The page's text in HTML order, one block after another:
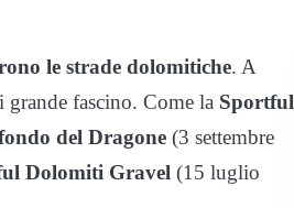
le strade dolomitiche. A
fascino. Come la Sportful
del Dragone (3 settembre
Dolomiti Gravel (15 luglio